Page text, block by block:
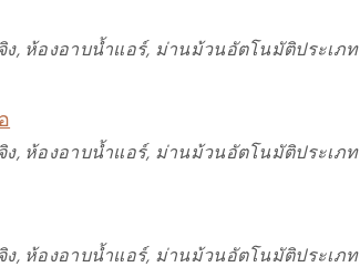
, ห้องอาบน้ำแอร์, ม่านม้วนอัตโนมัติประเภท
, ห้องอาบน้ำแอร์, ม่านม้วนอัตโนมัติประเภท
, ห้องอาบน้ำแอร์, ม่านม้วนอัตโนมัติประเภท